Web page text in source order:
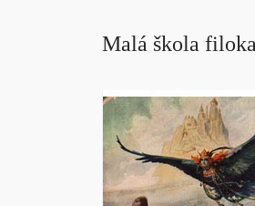
Malá škola